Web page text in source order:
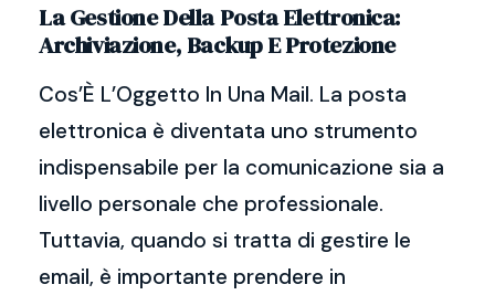
La Gestione Della Posta Elettronica:
Archiviazione, Backup E Protezione
Cos’È L’Oggetto In Una Mail. La posta
elettronica è diventata uno strumento
indispensabile per la comunicazione sia a
livello personale che professionale.
Tuttavia, quando si tratta di gestire le
email, è importante prendere in